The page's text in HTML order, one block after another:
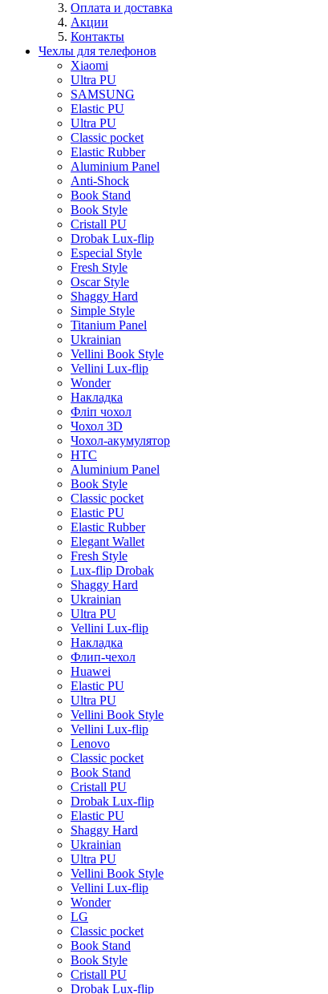
Оплата и доставка
Акции
Контакты
Чехлы для телефонов
Xiaomi
Ultra PU
SAMSUNG
Elastic PU
Ultra PU
Classic pocket
Elastic Rubber
Aluminium Panel
Anti-Shock
Book Stand
Book Style
Cristall PU
Drobak Lux-flip
Especial Style
Fresh Style
Oscar Style
Shaggy Hard
Simple Style
Titanium Panel
Ukrainian
Vellini Book Style
Vellini Lux-flip
Wonder
Накладка
Фліп чохол
Чохол 3D
Чохол-акумулятор
HTC
Aluminium Panel
Book Style
Classic pocket
Elastic PU
Elastic Rubber
Elegant Wallet
Fresh Style
Lux-flip Drobak
Shaggy Hard
Ukrainian
Ultra PU
Vellini Lux-flip
Накладка
Флип-чехол
Huawei
Elastic PU
Ultra PU
Vellini Book Style
Vellini Lux-flip
Lenovo
Classic pocket
Book Stand
Cristall PU
Drobak Lux-flip
Elastic PU
Shaggy Hard
Ukrainian
Ultra PU
Vellini Book Style
Vellini Lux-flip
Wonder
LG
Classic pocket
Book Stand
Book Style
Cristall PU
Drobak Lux-flip